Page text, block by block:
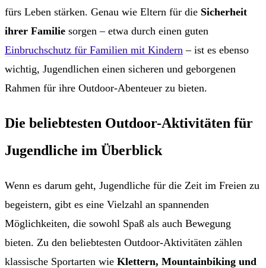
fürs Leben stärken. Genau wie Eltern für die Sicherheit
ihrer Familie sorgen – etwa durch einen guten
Einbruchschutz für Familien mit Kindern – ist es ebenso
wichtig, Jugendlichen einen sicheren und geborgenen
Rahmen für ihre Outdoor-Abenteuer zu bieten.
Die beliebtesten Outdoor-Aktivitäten für
Jugendliche im Überblick
Wenn es darum geht, Jugendliche für die Zeit im Freien zu
begeistern, gibt es eine Vielzahl an spannenden
Möglichkeiten, die sowohl Spaß als auch Bewegung
bieten. Zu den beliebtesten Outdoor-Aktivitäten zählen
klassische Sportarten wie Klettern, Mountainbiking und